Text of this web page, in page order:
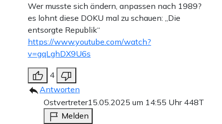
Wer musste sich ändern, anpassen nach 1989?
es lohnt diese DOKU mal zu schauen: „Die
entsorgte Republik“
https://www.youtube.com/watch?
v=gqLghDX9U6s
4
Antworten
Ostvertreter15.05.2025 um 14:55 Uhr 448T
Melden